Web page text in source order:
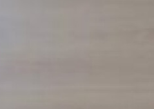
Is KamerDelft